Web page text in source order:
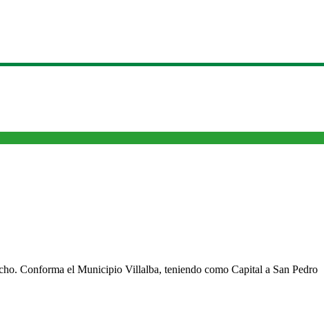
Conforma el Municipio Villalba, teniendo como Capital a San Pedro